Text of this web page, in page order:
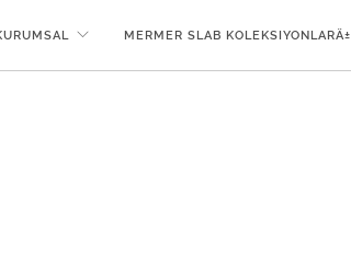
MERMER SLAB KOLEKSIYONLARÄ±